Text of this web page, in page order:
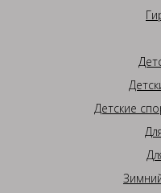
Детские